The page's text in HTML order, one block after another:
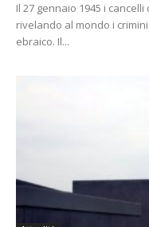
Il 27 gennaio 1945 i
rivelando al mondo i
ebraico. Il...